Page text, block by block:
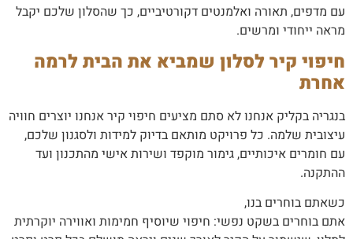
עם מדפים, תאורה ואלמנטים דקורטיביים, כך שהסלון שלכם יקבל
מראה ייחודי ומרשים.
חיפוי קיר לסלון שמביא את הבית לרמה
אחרת
בנגריה בקליק אנחנו לא סתם מציעים חיפוי קיר אנחנו יוצרים חוויה
עיצובית שלמה. כל פרויקט מותאם בדיוק למידות ולסגנון שלכם,
עם חומרים איכותיים, גימור מוקפד ושירות אישי מהתכנון ועד
ההתקנה.
כשאתם בוחרים בנו,
אתם בוחרים בשקט נפשי: חיפוי שיוסיף חמימות ואווירה יוקרתית